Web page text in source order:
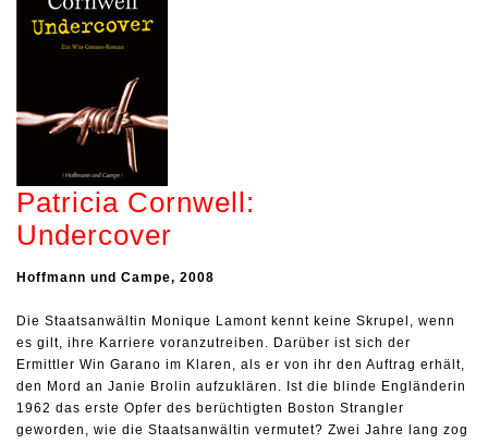
Patricia Cornwell:
Undercover
Hoffmann und Campe, 2008
Die Staatsanwältin Monique Lamont kennt keine Skrupel, wenn
es gilt, ihre Karriere voranzutreiben. Darüber ist sich der
Ermittler Win Garano im Klaren, als er von ihr den Auftrag erhält,
den Mord an Janie Brolin aufzuklären. Ist die blinde Engländerin
1962 das erste Opfer des berüchtigten Boston Strangler
geworden, wie die Staatsanwältin vermutet? Zwei Jahre lang zog